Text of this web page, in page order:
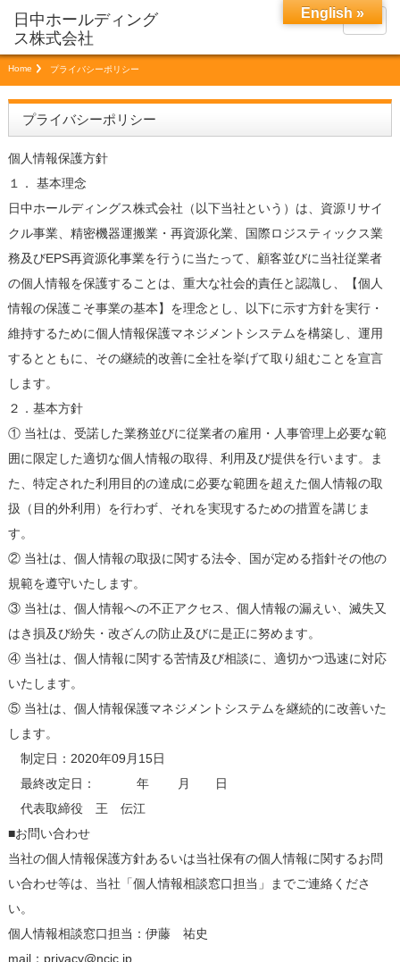
menu
Home プライバシーポリシー
プライバシーポリシー
個人情報保護方針
１． 基本理念
日中ホールディングス株式会社（以下当社という）は、資源リサイ
クル事業、精密機器運搬業・再資源化業、国際ロジスティックス業
務及びEPS再資源化事業を行うに当たって、顧客並びに当社従業者
の個人情報を保護することは、重大な社会的責任と認識し、【個人
情報の保護こそ事業の基本】を理念とし、以下に示す方針を実行・
維持するために個人情報保護マネジメントシステムを構築し、運用
するとともに、その継続的改善に全社を挙げて取り組むことを宣言
します。
２．基本方針
① 当社は、受諾した業務並びに従業者の雇用・人事管理上必要な範
囲に限定した適切な個人情報の取得、利用及び提供を行います。ま
た、特定された利用目的の達成に必要な範囲を超えた個人情報の取
扱（目的外利用）を行わず、それを実現するための措置を講じま
す。
② 当社は、個人情報の取扱に関する法令、国が定める指針その他の
規範を遵守いたします。
③ 当社は、個人情報への不正アクセス、個人情報の漏えい、滅失又
はき損及び紛失・改ざんの防止及びに是正に努めます。
④ 当社は、個人情報に関する苦情及び相談に、適切かつ迅速に対応
いたします。
⑤ 当社は、個人情報保護マネジメントシステムを継続的に改善いた
します。
制定日：2020年09月15日
最終改定日： 年 月 日
代表取締役 王 伝江
■お問い合わせ
当社の個人情報保護方針あるいは当社保有の個人情報に関するお問
い合わせ等は、当社「個人情報相談窓口担当」までご連絡くださ
い。
個人情報相談窓口担当：伊藤 祐史
mail：privacy@ncic.jp
English »